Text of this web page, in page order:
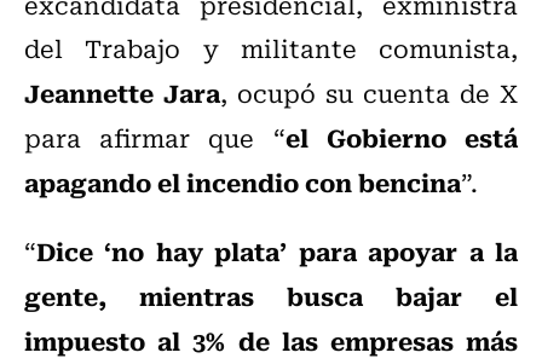
del Trabajo y militante comunista,
Jeannette Jara, ocupó su cuenta de X
para afirmar que “el Gobierno está
apagando el incendio con bencina”.
“Dice ‘no hay plata’ para apoyar a la
gente, mientras busca bajar el
impuesto al 3% de las empresas más